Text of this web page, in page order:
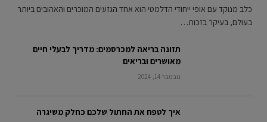
כלב מנוקד עם אופי ייחודי הדלמטי הוא אחד הגזעים המוכרים והאהובים ביותר
בעולם, בעיקר בזכות…
תזונה בריאה למכרסמים: מדריך לבעלי חיים
מאושרים ובריאים
נובמבר 14, 2024
איך לטפח את החתול שלכם כחלק משיגרה